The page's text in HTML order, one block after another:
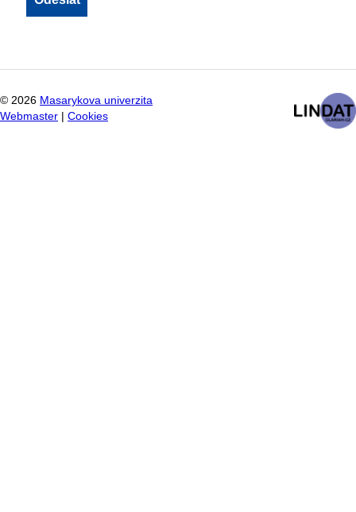
© 2026 Masarykova univerzita
Webmaster
Cookies